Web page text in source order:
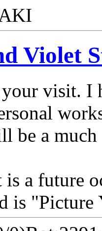
Violet
visit. I
be a
is a future
is "Picture